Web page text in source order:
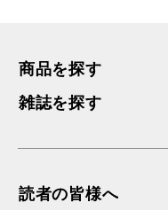
商品を探す
雑誌を探す
読者の皆様へ